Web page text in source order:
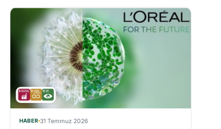
HABER 31 Temmuz 2026